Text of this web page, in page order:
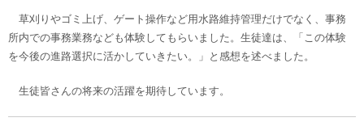
草刈りやゴミ上げ、ゲート操作など用水路維持管理だけでなく、事務
所内での事務業務なども体験してもらいました。生徒達は、「この体験
を今後の進路選択に活かしていきたい。」と感想を述べました。
生徒皆さんの将来の活躍を期待しています。